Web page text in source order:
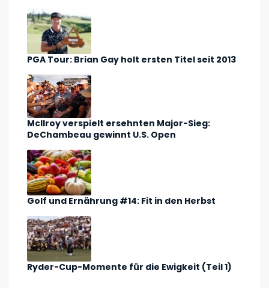
PGA Tour: Brian Gay holt ersten Titel seit 2013
McIlroy verspielt ersehnten Major-Sieg:
DeChambeau gewinnt U.S. Open
Golf und Ernährung #14: Fit in den Herbst
Ryder-Cup-Momente für die Ewigkeit (Teil 1)